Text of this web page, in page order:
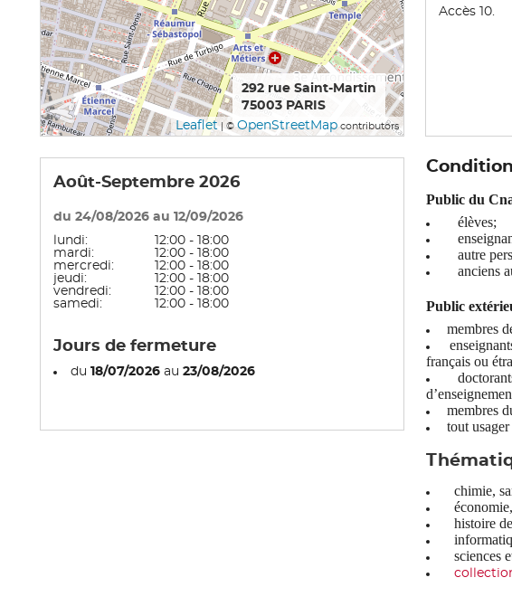
Leaflet| ©OpenStreetMapcontributors
292 rue Saint-Martin
75003 PARIS
Accès 10.
Août-Septembre 2026
du 24/08/2026 au 12/09/2026
lundi:
12:00 - 18:00
mardi:
12:00 - 18:00
mercredi:
12:00 - 18:00
jeudi:
12:00 - 18:00
vendredi:
12:00 - 18:00
samedi:
12:00 - 18:00
Jours de fermeture
du 18/07/2026au 23/08/2026
Public du
élèves;
autre
anciens
Public
membres
français ou
membres
tout
chimie,
histoire
sciences